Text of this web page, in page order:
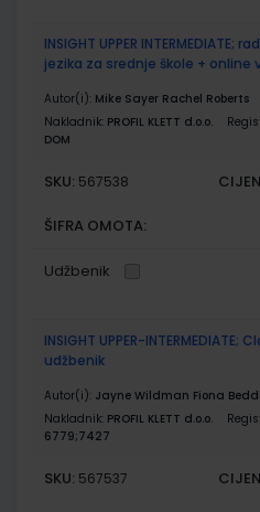
INSIGHT UPPER
jezika za srednje škole + online
Autor(i): Mike Sayer Rachel Roberts
Nakladnik: PROFIL KLETT d.o.o.
DOM
SKU: 567538
ŠIFRA OMOTA:
Udžbenik
INSIGHT UPPER-
udžbenik
Autor(i): Jayne Wildman Fiona
Nakladnik: PROFIL KLETT d.o.o.
6779;7427
SKU: 567537